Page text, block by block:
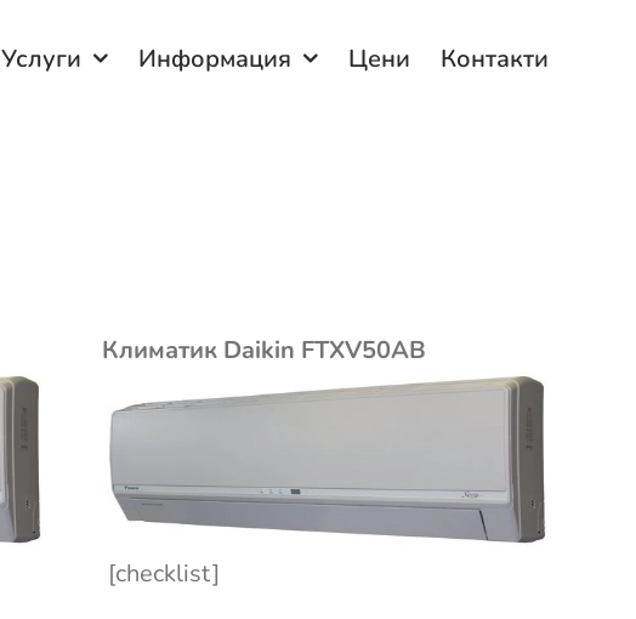
Услуги Информация Цени Контакти
Климатик Daikin FTXV50AB
[checklist]